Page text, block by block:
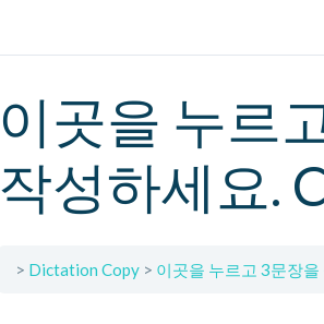
이곳을 누르
작성하세요.
Dictation Copy 이곳을 누르고 3문장